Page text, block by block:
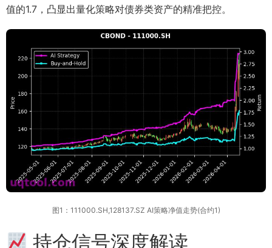
值的1.7，凸显出量化策略对债券类资产的精准把控。
图1：111000.SH,128137.SZ AI策略净值走势(合约1)
持仓信号深度解读